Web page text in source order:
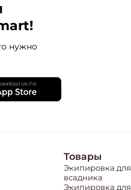
нужно
Товары
Экипировка для
всадника
Экипировка для